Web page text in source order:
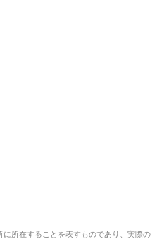
所在することを表すものであり、実際の